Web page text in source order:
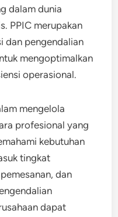
dalam dunia
PPIC merupakan
dan pengendalian
mengoptimalkan
operasional.
mengelola
profesional yang
kebutuhan
tingkat
dan
dapat